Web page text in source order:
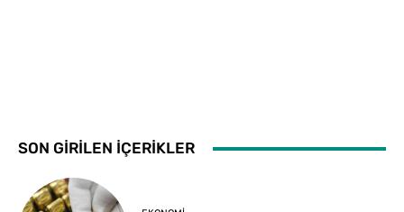
SON GİRİLEN İÇERİKLER